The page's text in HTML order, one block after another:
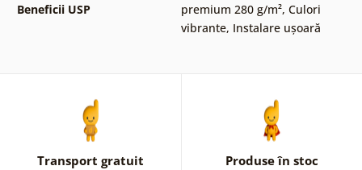
Beneficii USP
premium 280 g/m², Culori
vibrante, Instalare ușoară
Transport gratuit Produse în stoc